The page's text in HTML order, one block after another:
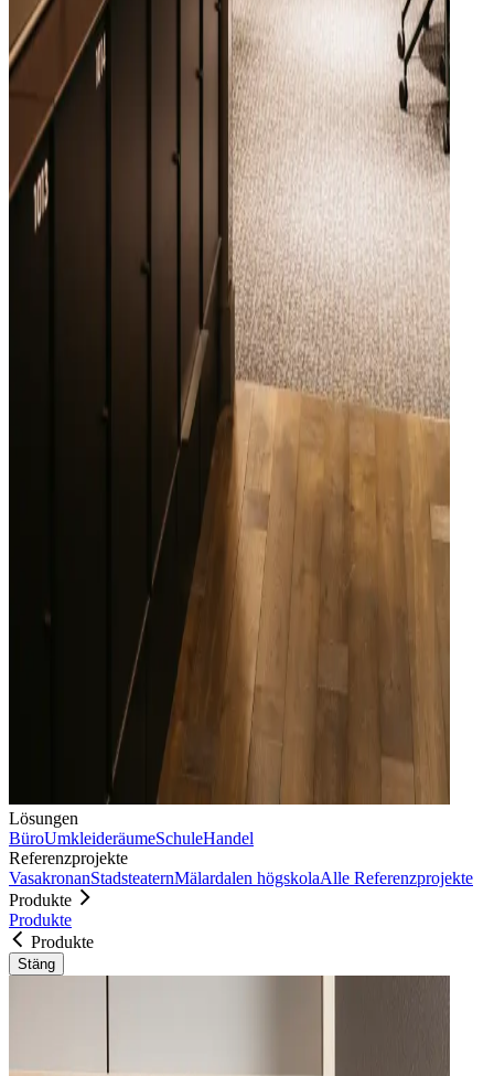
Lösungen
BüroUmkleideräumeSchuleHandel
Referenzprojekte
VasakronanStadsteaternMälardalen högskolaAlle Referenzprojekte
Produkte
Produkte
Produkte
Stäng